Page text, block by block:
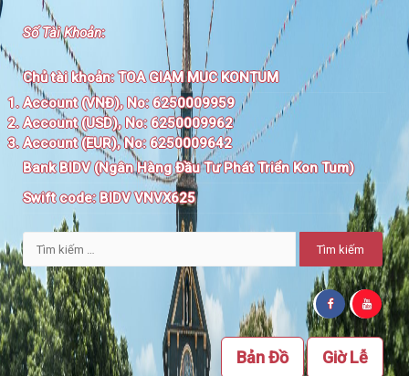
Số Tài Khoản:
Chủ tài khoản:TOA GIAM MUC KONTUM
Account (VNĐ), No: 6250009959
Account (USD), No: 6250009962
Account (EUR), No: 6250009642
Bank BIDV (Ngân Hàng Đầu Tư Phát Triển Kon Tum)
Swift code:BIDV VNVX625
Tìm
kiếm
cho:
Giờ Lễ
Bản Đồ